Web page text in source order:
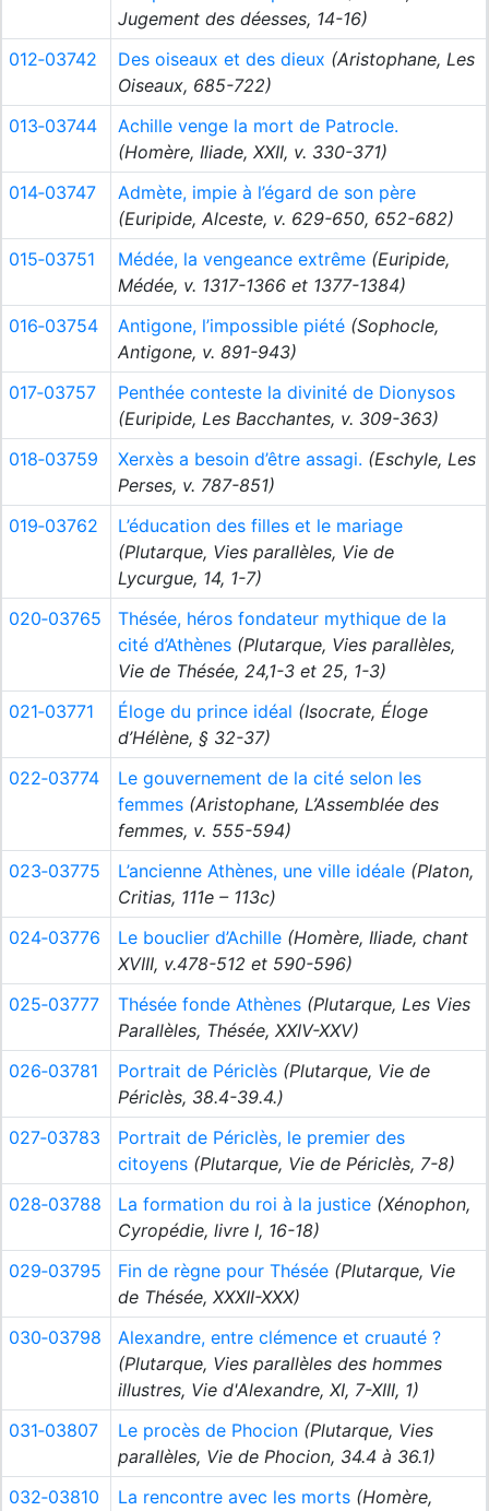
Jugement des déesses, 14-16)
012‑03742
Des oiseaux et des dieux (Aristophane, Les
Oiseaux, 685-722)
013‑03744
Achille venge la mort de Patrocle.
(Homère, Iliade, XXII, v. 330-371)
014‑03747
Admète, impie à l’égard de son père
(Euripide, Alceste, v. 629-650, 652-682)
015‑03751
Médée, la vengeance extrême (Euripide,
Médée, v. 1317-1366 et 1377-1384)
016‑03754
Antigone, l’impossible piété (Sophocle,
Antigone, v. 891-943)
017‑03757
Penthée conteste la divinité de Dionysos
(Euripide, Les Bacchantes, v. 309-363)
018‑03759
Xerxès a besoin d’être assagi. (Eschyle, Les
Perses, v. 787-851)
019‑03762
L’éducation des filles et le mariage
(Plutarque, Vies parallèles, Vie de
Lycurgue, 14, 1-7)
020‑03765
Thésée, héros fondateur mythique de la
cité d’Athènes (Plutarque, Vies parallèles,
Vie de Thésée, 24,1-3 et 25, 1-3)
021‑03771
Éloge du prince idéal (Isocrate, Éloge
d’Hélène, § 32-37)
022‑03774
Le gouvernement de la cité selon les
femmes (Aristophane, L’Assemblée des
femmes, v. 555-594)
023‑03775
L’ancienne Athènes, une ville idéale (Platon,
Critias, 111e – 113c)
024‑03776
Le bouclier d’Achille (Homère, Iliade, chant
XVIII, v.478-512 et 590-596)
025‑03777
Thésée fonde Athènes (Plutarque, Les Vies
Parallèles, Thésée, XXIV-XXV)
026‑03781
Portrait de Périclès (Plutarque, Vie de
Périclès, 38.4-39.4.)
027‑03783
Portrait de Périclès, le premier des
citoyens (Plutarque, Vie de Périclès, 7-8)
028‑03788
La formation du roi à la justice (Xénophon,
Cyropédie, livre I, 16-18)
029‑03795
Fin de règne pour Thésée (Plutarque, Vie
de Thésée, XXXII-XXX)
030‑03798
Alexandre, entre clémence et cruauté ?
(Plutarque, Vies parallèles des hommes
illustres, Vie d'Alexandre, XI, 7-XIII, 1)
031‑03807
Le procès de Phocion (Plutarque, Vies
parallèles, Vie de Phocion, 34.4 à 36.1)
032‑03810
La rencontre avec les morts (Homère,